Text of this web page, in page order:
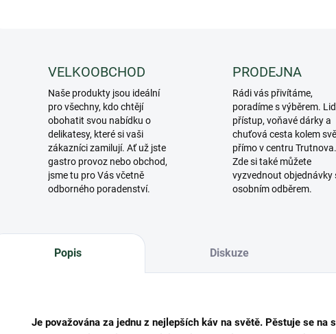
VELKOOBCHOD
Naše produkty jsou ideální
pro všechny, kdo chtějí
obohatit svou nabídku o
delikatesy, které si vaši
zákazníci zamilují. Ať už jste
gastro provoz nebo obchod,
jsme tu pro Vás včetně
odborného poradenství.
PRODEJNA
Rádi vás přivítáme,
poradíme s výběrem.
přístup, voňavé dárky a
chuťová cesta kolem
přímo v centru Trutnova.
Zde si také můžete
vyzvednout objednávky
osobním odběrem.
Popis Diskuze
Je považována za jednu z nejlepších káv na světě. Pěstuje se na